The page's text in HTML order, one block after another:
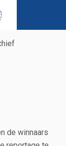
de winnaars